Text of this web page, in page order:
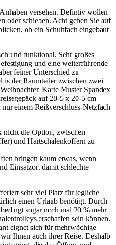
versehen. Defintiv wollen
oder schieben. Acht geben Sie auf
ob ein Schuhfach eingebaut
und funktional. Sehr großes
und eine weiterführende
feiner Unterschied zu
is der Raumteiler zwischen zwei
Karte Muster Spandex
auf 28-5 x 20-5 cm
einem Reißverschluss-Netzfach
nicht die Option, zwischen
und Hartschalenkoffern zu
bringen kaum etwas, wenn
Einsatzort damit schlechte
sehr viel Platz für jegliche
einen Urlaub benötigt. Durch
sogar noch mal 20 % mehr
erschaffen sein können.
eignet sich für mehrwöchige
Ihnen auch ihrer Reise. Deshalb